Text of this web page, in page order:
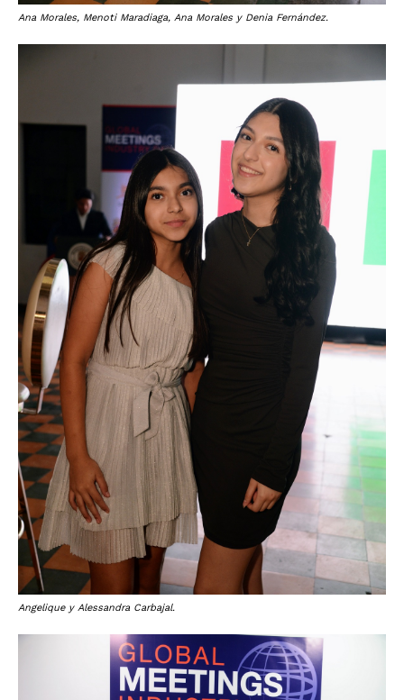
Ana Morales, Menoti Maradiaga, Ana Morales y Denia Fernández.
Angelique y Alessandra Carbajal.